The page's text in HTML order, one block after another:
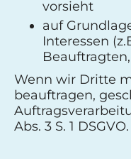
vorsieht
auf
Interessen
Wenn wir Dritte
beauftragen,
Abs. 3 S. 1 DSGVO.